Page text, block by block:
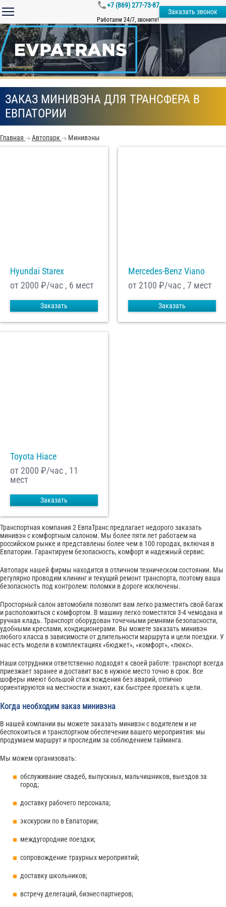
+7 (869) 277-73-87
Работаем 24/7, звоните!
Заказать звонок
ЗАКАЗ МИНИВЭНА ДЛЯ ТРАНСФЕРА В
ЕВПАТОРИИ
Главная Автопарк Минивэны
Hyundai Starex
от 2000 ₽/час , 6 мест
Заказать
Mercedes-Benz Viano
от 2100 ₽/час , 7 мест
Заказать
Toyota Hiace
от 2000 ₽/час , 11
мест
Заказать
Транспортная компания 2 ЕвпаТранс предлагает недорого заказать
минивэн с комфортным салоном. Мы более пяти лет работаем на
российском рынке и представлены более чем в 100 городах, включая в
Евпатории. Гарантируем безопасность, комфорт и надежный сервис.
Автопарк нашей фирмы находится в отличном техническом состоянии. Мы
регулярно проводим клининг и текущий ремонт транспорта, поэтому ваша
безопасность под контролем: поломки в дороге исключены.
Просторный салон автомобиля позволит вам легко разместить свой багаж
и расположиться с комфортом. В машину легко поместятся 3-4 чемодана и
ручная кладь. Транспорт оборудован точечными ремнями безопасности,
удобными креслами, кондиционерами. Вы можете заказать минивэн
любого класса в зависимости от длительности маршрута и цели поездки. У
нас есть модели в комплектациях «бюджет», «комфорт», «люкс».
Наши сотрудники ответственно подходят к своей работе: транспорт всегда
приезжает заранее и доставит вас в нужное место точно в срок. Все
шоферы имеют большой стаж вождения без аварий, отлично
ориентируются на местности и знают, как быстрее проехать к цели.
Когда необходим заказ минивэна
В нашей компании вы можете заказать минивэн с водителем и не
беспокоиться и транспортном обеспечении вашего мероприятия: мы
продумаем маршрут и проследим за соблюдением тайминга.
Мы можем организовать:
обслуживание свадеб, выпускных, мальчишников, выездов за
город;
доставку рабочего персонала;
экскурсии по в Евпатории;
междугородние поездки;
сопровождение траурных мероприятий;
доставку школьников;
встречу делегаций, бизнес-партнеров;
обработку моих Персональных данных